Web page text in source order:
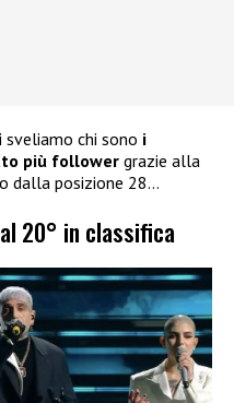
chi sono i
più follower grazie alla
dalla posizione 28…
20° in classifica